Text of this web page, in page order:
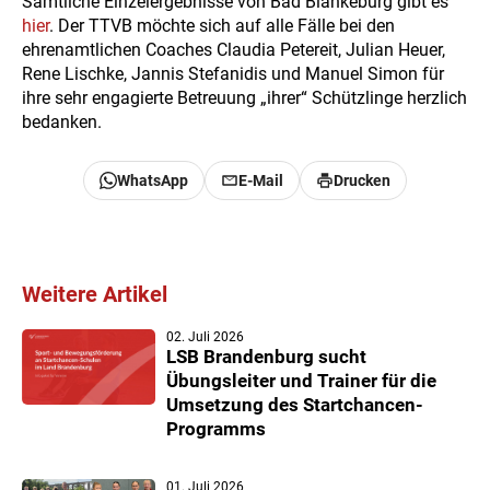
hier. Der TTVB möchte sich auf alle Fälle bei den
ehrenamtlichen Coaches Claudia Petereit, Julian Heuer,
Rene Lischke, Jannis Stefanidis und Manuel Simon für
ihre sehr engagierte Betreuung „ihrer“ Schützlinge herzlich
bedanken.
WhatsApp E-Mail Drucken
Weitere Artikel
LSB Brandenburg sucht
Übungsleiter und Trainer für die
Umsetzung des Startchancen-
Programms
02. Juli 2026
01. Juli 2026